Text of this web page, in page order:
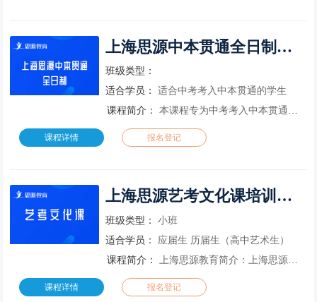
上海思源中本贯通全日制培训班
班级类型：
适合学员：
适合中考考入中本贯通的学生
课程简介：
本课程专为中考考入中本贯通的学生开设，通过课程学习，帮助学生顺利通过中专升本科的合格性考试。思源高复班拥有全市最优质的教育配置，授课教师均为行业内的骨干教师，多次参与教材编写和考试命题。近年来高复班上
课程详情 报名登记
上海思源艺考文化课培训课程
班级类型：
小班
适合学员：
应届生 历届生（高中艺术生）
课程简介：
上海思源教育简介：上海思源教育（原上海交大思源进修学院，简称思源教育），成立于1996年。自建校以来，秉承交大校训，依托名校师资，提供专业的青少年英语辅导、小初高同步辅导、全日制民办高中、全日制艺考生
课程详情 报名登记